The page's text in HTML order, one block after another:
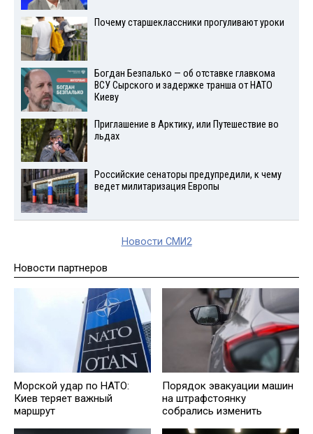
Почему старшеклассники прогуливают уроки
Богдан Безпалько — об отставке главкома
ВСУ Сырского и задержке транша от НАТО
Киеву
Приглашение в Арктику, или Путешествие во
льдах
Российские сенаторы предупредили, к чему
ведет милитаризация Европы
Новости СМИ2
Новости партнеров
Морской удар по НАТО:
Киев теряет важный
маршрут
Порядок эвакуации машин
на штрафстоянку
собрались изменить